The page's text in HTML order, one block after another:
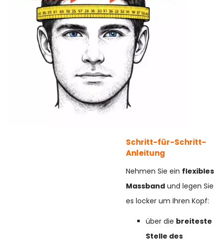
Schritt-für-Schritt-
Anleitung
Nehmen Sie ein flexibles
Massband und legen Sie
es locker um Ihren Kopf:
über die breiteste
Stelle des